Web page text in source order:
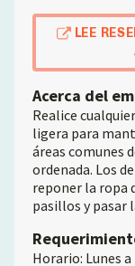
LEE
Acerca del
Realice
ligera para
áreas comunes
ordenada. Los
reponer la ropa
pasillos y pasar
Horario: Lunes